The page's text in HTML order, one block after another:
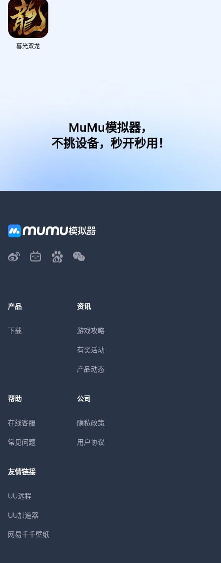
暮光双龙
MuMu模拟器，
不挑设备，秒开秒用！
产品
下载
资讯
游戏攻略
有奖活动
产品动态
帮助
在线客服
常见问题
公司
隐私政策
用户协议
友情链接
UU远程
UU加速器
网易千千壁纸